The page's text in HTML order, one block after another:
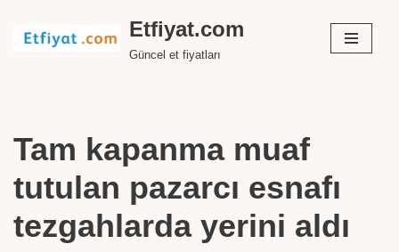
İçeriğe
Etfiyat.com
Güncel et fiyatları
Tam kapanma muaf
tutulan pazarcı esnafı
tezgahlarda yerini aldı